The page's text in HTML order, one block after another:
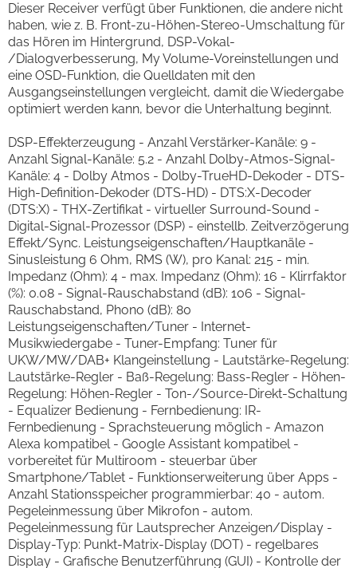
Dieser Receiver verfügt über Funktionen, die andere nicht
haben, wie z. B. Front-zu-Höhen-Stereo-Umschaltung für
das Hören im Hintergrund, DSP-Vokal-
/Dialogverbesserung, My Volume-Voreinstellungen und
eine OSD-Funktion, die Quelldaten mit den
Ausgangseinstellungen vergleicht, damit die Wiedergabe
optimiert werden kann, bevor die Unterhaltung beginnt.
DSP-Effekterzeugung - Anzahl Verstärker-Kanäle: 9 -
Anzahl Signal-Kanäle: 5.2 - Anzahl Dolby-Atmos-Signal-
Kanäle: 4 - Dolby Atmos - Dolby-TrueHD-Dekoder - DTS-
High-Definition-Dekoder (DTS-HD) - DTS:X-Decoder
(DTS:X) - THX-Zertifikat - virtueller Surround-Sound -
Digital-Signal-Prozessor (DSP) - einstellb. Zeitverzögerung
Effekt/Sync. Leistungseigenschaften/Hauptkanäle -
Sinusleistung 6 Ohm, RMS (W), pro Kanal: 215 - min.
Impedanz (Ohm): 4 - max. Impedanz (Ohm): 16 - Klirrfaktor
(%): 0.08 - Signal-Rauschabstand (dB): 106 - Signal-
Rauschabstand, Phono (dB): 80
Leistungseigenschaften/Tuner - Internet-
Musikwiedergabe - Tuner-Empfang: Tuner für
UKW/MW/DAB+ Klangeinstellung - Lautstärke-Regelung:
Lautstärke-Regler - Baß-Regelung: Bass-Regler - Höhen-
Regelung: Höhen-Regler - Ton-/Source-Direkt-Schaltung
- Equalizer Bedienung - Fernbedienung: IR-
Fernbedienung - Sprachsteuerung möglich - Amazon
Alexa kompatibel - Google Assistant kompatibel -
vorbereitet für Multiroom - steuerbar über
Smartphone/Tablet - Funktionserweiterung über Apps -
Anzahl Stationsspeicher programmierbar: 40 - autom.
Pegeleinmessung über Mikrofon - autom.
Pegeleinmessung für Lautsprecher Anzeigen/Display -
Display-Typ: Punkt-Matrix-Display (DOT) - regelbares
Display - Grafische Benutzerführung (GUI) - Kontrolle der